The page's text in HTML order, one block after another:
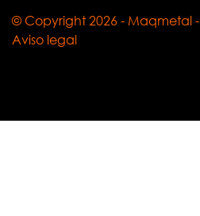
© Copyright2026 - Maqmetal -
Aviso legal